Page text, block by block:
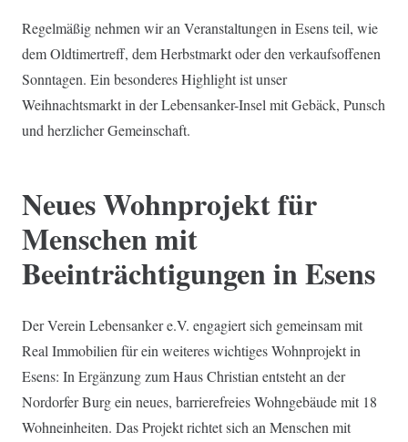
Regelmäßig nehmen wir an Veranstaltungen in Esens teil, wie
dem Oldtimertreff, dem Herbstmarkt oder den verkaufsoffenen
Sonntagen. Ein besonderes Highlight ist unser
Weihnachtsmarkt in der Lebensanker-Insel mit Gebäck, Punsch
und herzlicher Gemeinschaft.
Neues Wohnprojekt für
Menschen mit
Beeinträchtigungen in Esens
Der Verein Lebensanker e.V. engagiert sich gemeinsam mit
Real Immobilien für ein weiteres wichtiges Wohnprojekt in
Esens: In Ergänzung zum Haus Christian entsteht an der
Nordorfer Burg ein neues, barrierefreies Wohngebäude mit 18
Wohneinheiten. Das Projekt richtet sich an Menschen mit